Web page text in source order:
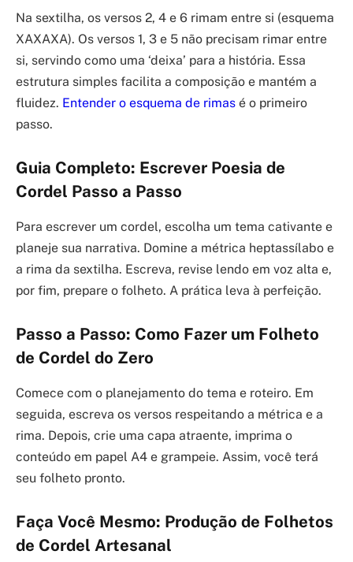
Na sextilha, os versos 2, 4 e 6 rimam entre si (esquema
XAXAXA). Os versos 1, 3 e 5 não precisam rimar entre
si, servindo como uma ‘deixa’ para a história. Essa
estrutura simples facilita a composição e mantém a
fluidez. Entender o esquema de rimas é o primeiro
passo.
Guia Completo: Escrever Poesia de
Cordel Passo a Passo
Para escrever um cordel, escolha um tema cativante e
planeje sua narrativa. Domine a métrica heptassílabo e
a rima da sextilha. Escreva, revise lendo em voz alta e,
por fim, prepare o folheto. A prática leva à perfeição.
Passo a Passo: Como Fazer um Folheto
de Cordel do Zero
Comece com o planejamento do tema e roteiro. Em
seguida, escreva os versos respeitando a métrica e a
rima. Depois, crie uma capa atraente, imprima o
conteúdo em papel A4 e grampeie. Assim, você terá
seu folheto pronto.
Faça Você Mesmo: Produção de Folhetos
de Cordel Artesanal